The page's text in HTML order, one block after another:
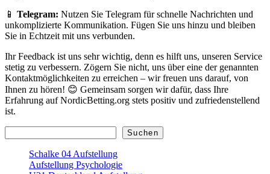
📱 Telegram: Nutzen Sie Telegram für schnelle Nachrichten und
unkomplizierte Kommunikation. Fügen Sie uns hinzu und bleiben
Sie in Echtzeit mit uns verbunden.
Ihr Feedback ist uns sehr wichtig, denn es hilft uns, unseren Service
stetig zu verbessern. Zögern Sie nicht, uns über eine der genannten
Kontaktmöglichkeiten zu erreichen – wir freuen uns darauf, von
Ihnen zu hören! 😊 Gemeinsam sorgen wir dafür, dass Ihre
Erfahrung auf NordicBetting.org stets positiv und zufriedenstellend
ist.
Suchen
Schalke 04 Aufstellung
Aufstellung Psychologie